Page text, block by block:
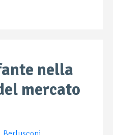
nella
mercato